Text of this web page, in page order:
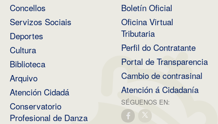
Concellos
Servizos Sociais
Deportes
Cultura
Biblioteca
Arquivo
Atención Cidadá
Conservatorio
Profesional de Danza
Boletín Oficial
Oficina Virtual
Tributaria
Perfil do Contratante
Portal de Transparencia
Cambio de contrasinal
Atención á Cidadanía
SÉGUENOS EN: